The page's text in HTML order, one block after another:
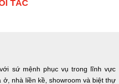
TÁC
sứ mệnh phục vụ trong lĩnh vực
ở, nhà liền kề, showroom và biệt thự